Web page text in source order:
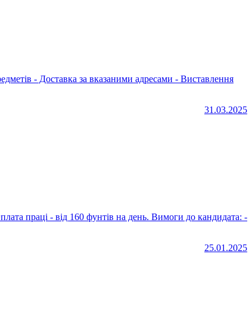
31.03.2025
фунтів на день. Вимоги до кандидата: -
25.01.2025